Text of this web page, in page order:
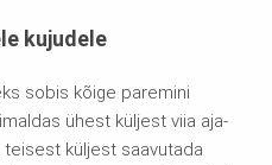
kujudele
sobis kõige paremini
ühest küljest viia aja-
teisest küljest saavutada